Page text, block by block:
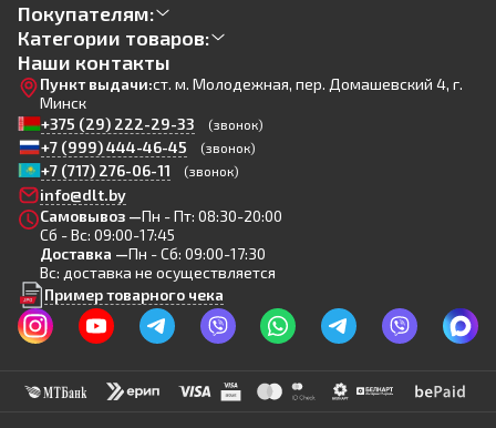
Покупателям:
Категории товаров:
Наши контакты
Пункт выдачи:ст. м. Молодежная, пер. Домашевский 4, г.
Минск
+375 (29) 222-29-33
(звонок)
+7 (999) 444-46-45 (звонок)
+7 (717) 276-06-11 (звонок)
info@dlt.by
Самовывоз —Пн - Пт: 08:30-20:00
Сб - Вс: 09:00-17:45
Доставка —Пн - Сб: 09:00-17:30
Вс: доставка не осуществляется
Пример товарного чека